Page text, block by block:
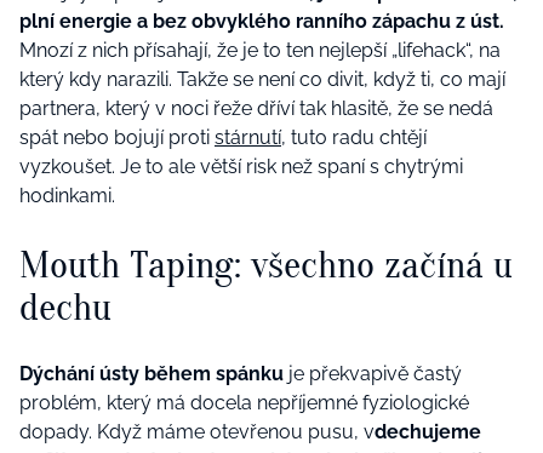
plní energie a bez obvyklého ranního zápachu z úst.
Mnozí z nich přísahají, že je to ten nejlepší „lifehack“, na
který kdy narazili. Takže se není co divit, když ti, co mají
partnera, který v noci řeže dříví tak hlasitě, že se nedá
spát nebo bojují proti stárnutí, tuto radu chtějí
vyzkoušet. Je to ale větší risk než spaní s chytrými
hodinkami.
Mouth Taping: všechno začíná u
dechu
Dýchání ústy během spánku je překvapivě častý
problém, který má docela nepříjemné fyziologické
dopady. Když máme otevřenou pusu, vdechujeme